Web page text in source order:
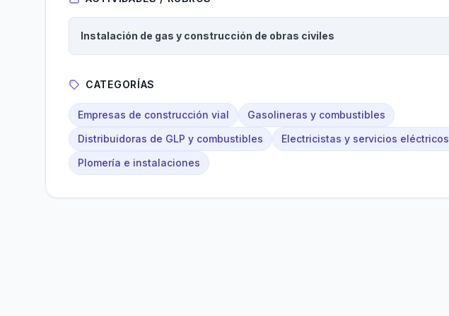
Instalación de gas y construcción de obras civiles
CATEGORÍAS
Empresas de construcción vial
Gasolineras y combustibles
Distribuidoras de GLP y combustibles
Electricistas y servicios eléctricos
Plomería e instalaciones